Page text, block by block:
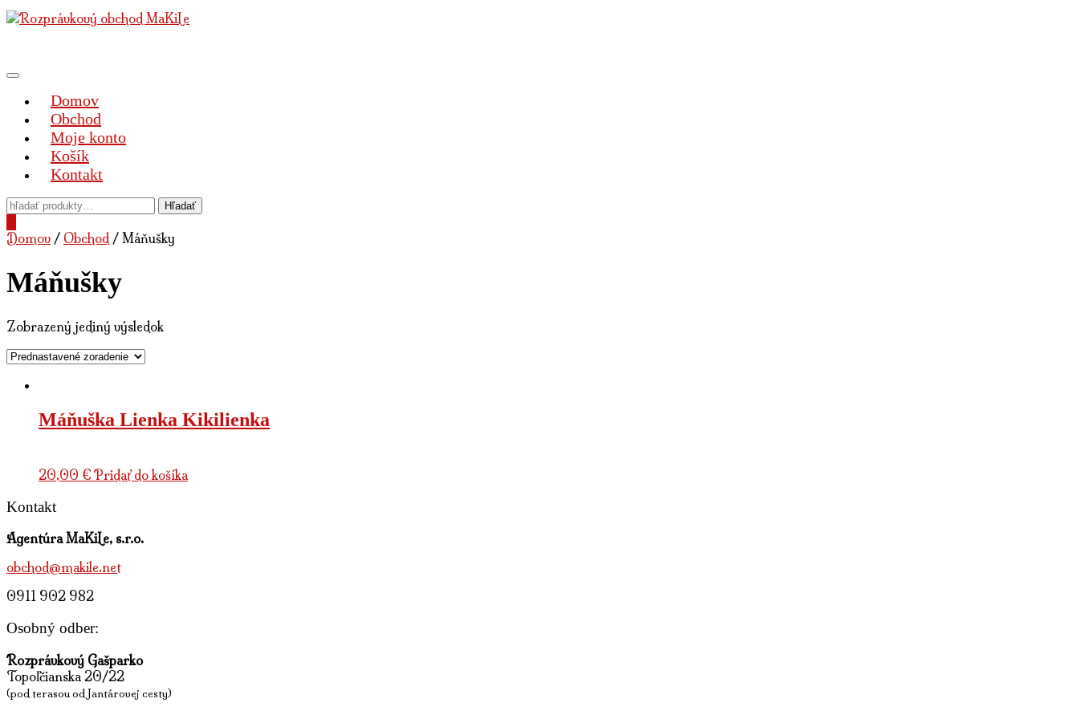
Preskočiť
na
Prepnúť
navigáciuDomov
Obchod
Moje konto
Košík
Kontakt
Domov / Obchod / Máňušky
Máňušky
Zobrazený jediný výsledok
Máňuška Lienka Kikilienka
20,00 € Pridať do košíka
Kontakt
Agentúra MaKiLe, s.r.o.
obchod@makile.net
0911 902 982
Osobný odber:
Rozprávkový Gašparko
Topoľčianska 20/22
(pod terasou od Jantárovej cesty)